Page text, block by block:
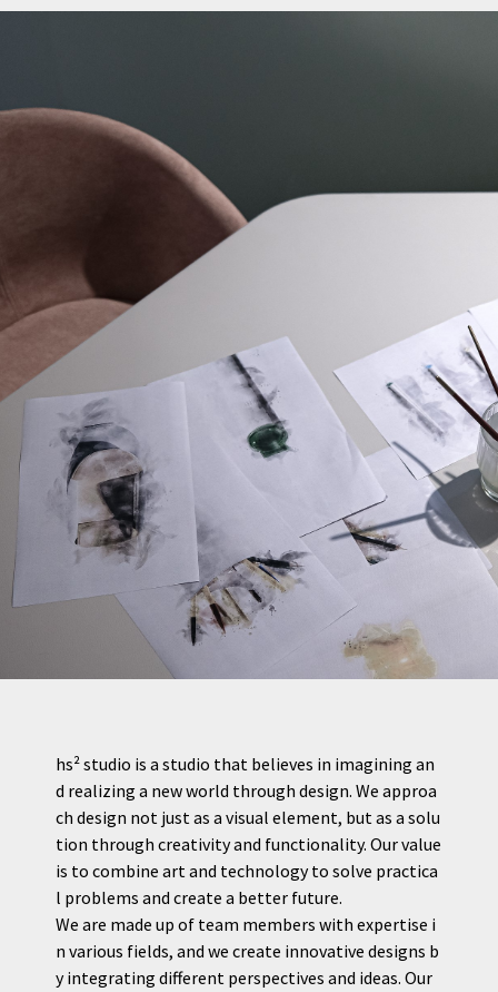
hs² studio is a studio that believes in imagining an
d realizing a new world through design. We approa
ch design not just as a visual element, but as a solu
tion through creativity and functionality. Our value
is to combine art and technology to solve practica
l problems and create a better future.
We are made up of team members with expertise i
n various fields, and we create innovative designs b
y integrating different perspectives and ideas. Our